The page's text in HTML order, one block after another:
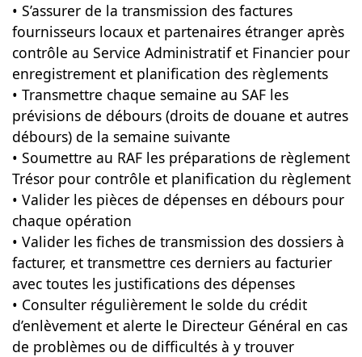
• S’assurer de la transmission des factures
fournisseurs locaux et partenaires étranger après
contrôle au Service Administratif et Financier pour
enregistrement et planification des règlements
• Transmettre chaque semaine au SAF les
prévisions de débours (droits de douane et autres
débours) de la semaine suivante
• Soumettre au RAF les préparations de règlement
Trésor pour contrôle et planification du règlement
• Valider les pièces de dépenses en débours pour
chaque opération
• Valider les fiches de transmission des dossiers à
facturer, et transmettre ces derniers au facturier
avec toutes les justifications des dépenses
• Consulter régulièrement le solde du crédit
d’enlèvement et alerte le Directeur Général en cas
de problèmes ou de difficultés à y trouver